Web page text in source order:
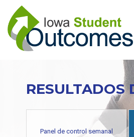
Pasar
contenido
principal
RESULTADOS
Panel de control semanal